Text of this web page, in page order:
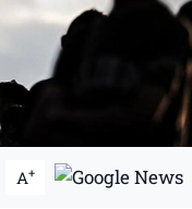
A+